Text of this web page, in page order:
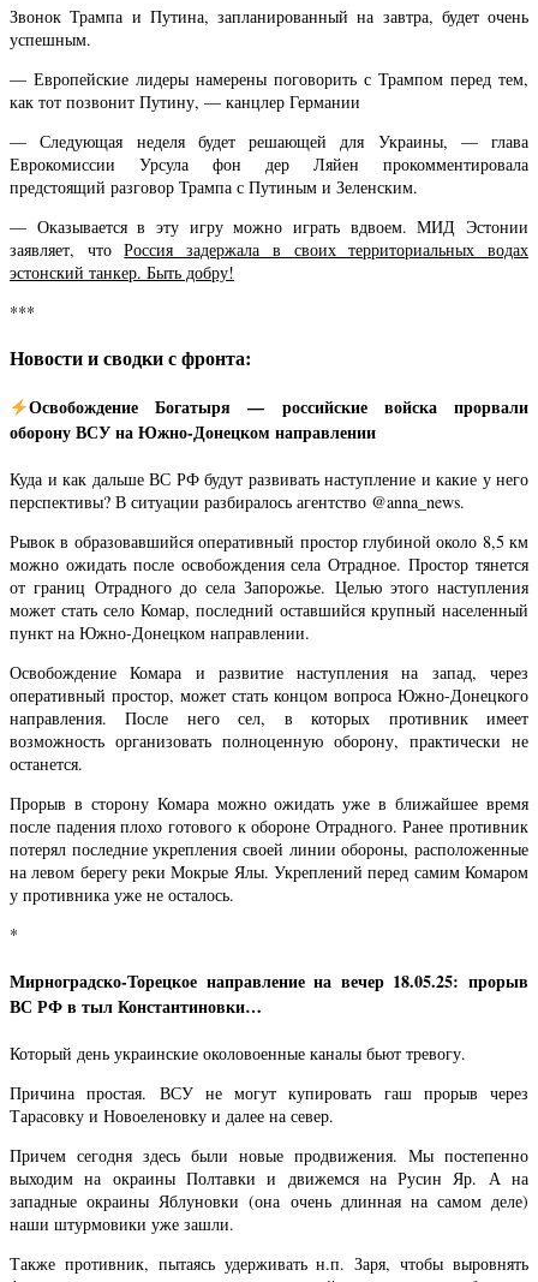
Звонок Трампа и Путина, запланированный на завтра, будет очень
успешным.
— Европейские лидеры намерены поговорить с Трампом перед тем,
как тот позвонит Путину, — канцлер Германии
— Следующая неделя будет решающей для Украины, — глава
Еврокомиссии Урсула фон дер Ляйен прокомментировала
предстоящий разговор Трампа с Путиным и Зеленским.
— Оказывается в эту игру можно играть вдвоем. МИД Эстонии
заявляет, чтоРоссия задержала в своих территориальных водах
эстонский танкер. Быть добру!
***
Новости и сводки с фронта:
Освобождение Богатыря — российские войска прорвали
оборону ВСУ на Южно-Донецком направлении
Куда и как дальше ВС РФ будут развивать наступление и какие у него
перспективы? В ситуации разбиралось агентство @anna_news.
Рывок в образовавшийся оперативный простор глубиной около 8,5 км
можно ожидать после освобождения села Отрадное. Простор тянется
от границ Отрадного до села Запорожье. Целью этого наступления
может стать село Комар, последний оставшийся крупный населенный
пункт на Южно-Донецком направлении.
Освобождение Комара и развитие наступления на запад, через
оперативный простор, может стать концом вопроса Южно-Донецкого
направления. После него сел, в которых противник имеет
возможность организовать полноценную оборону, практически не
останется.
Прорыв в сторону Комара можно ожидать уже в ближайшее время
после падения плохо готового к обороне Отрадного. Ранее противник
потерял последние укрепления своей линии обороны, расположенные
на левом берегу реки Мокрые Ялы. Укреплений перед самим Комаром
у противника уже не осталось.
*
Мирноградско-Торецкое направление на вечер 18.05.25: прорыв
ВС РФ в тыл Константиновки…
Который день украинские околовоенные каналы бьют тревогу.
Причина простая. ВСУ не могут купировать гаш прорыв через
Тарасовку и Новоеленовку и далее на север.
Причем сегодня здесь были новые продвижения. Мы постепенно
выходим на окраины Полтавки и движемся на Русин Яр. А на
западные окраины Яблуновки (она очень длинная на самом деле)
наши штурмовики уже зашли.
Также противник, пытаясь удерживать н.п. Заря, чтобы выровнять